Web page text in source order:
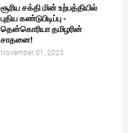
சூரிய சக்தி மின் உற்பத்தியில்
புதிய கண்டுபிடிப்பு -
தென்கொரியா தமிழரின்
சாதனை!
November 01, 2023